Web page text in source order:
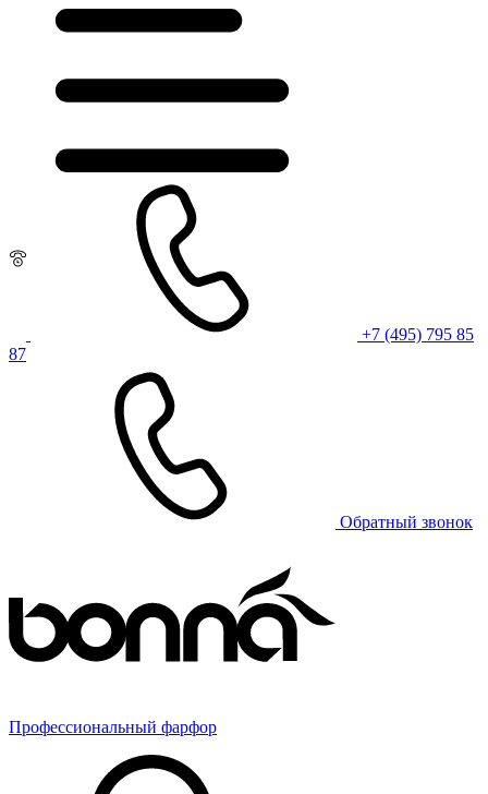
+7 (495) 795 85
87
Обратный звонок
Профессиональный фарфор